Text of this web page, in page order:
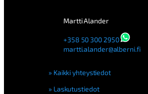
Martti Alander
+358 50 300 2950
martti.alander@alberni.fi
Kaikki yhteystiedot
Laskutustiedot